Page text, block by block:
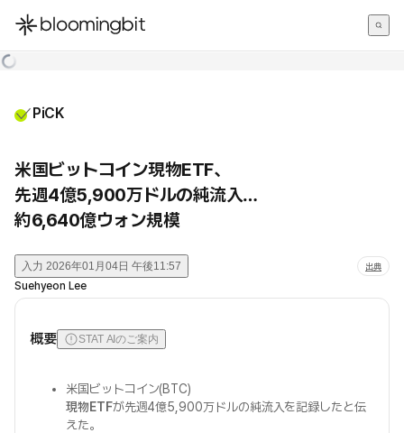
한국어
PiCK
米国ビットコイン現物ETF、
先週4億5,900万ドルの純流入…
約6,640億ウォン規模
入力 2026年01月04日 午後11:57 出典
Suehyeon Lee
概要 STAT AIのご案内
米国ビットコイン(BTC)
現物ETFが先週4億5,900万ドルの純流入を記録したと伝
えた。